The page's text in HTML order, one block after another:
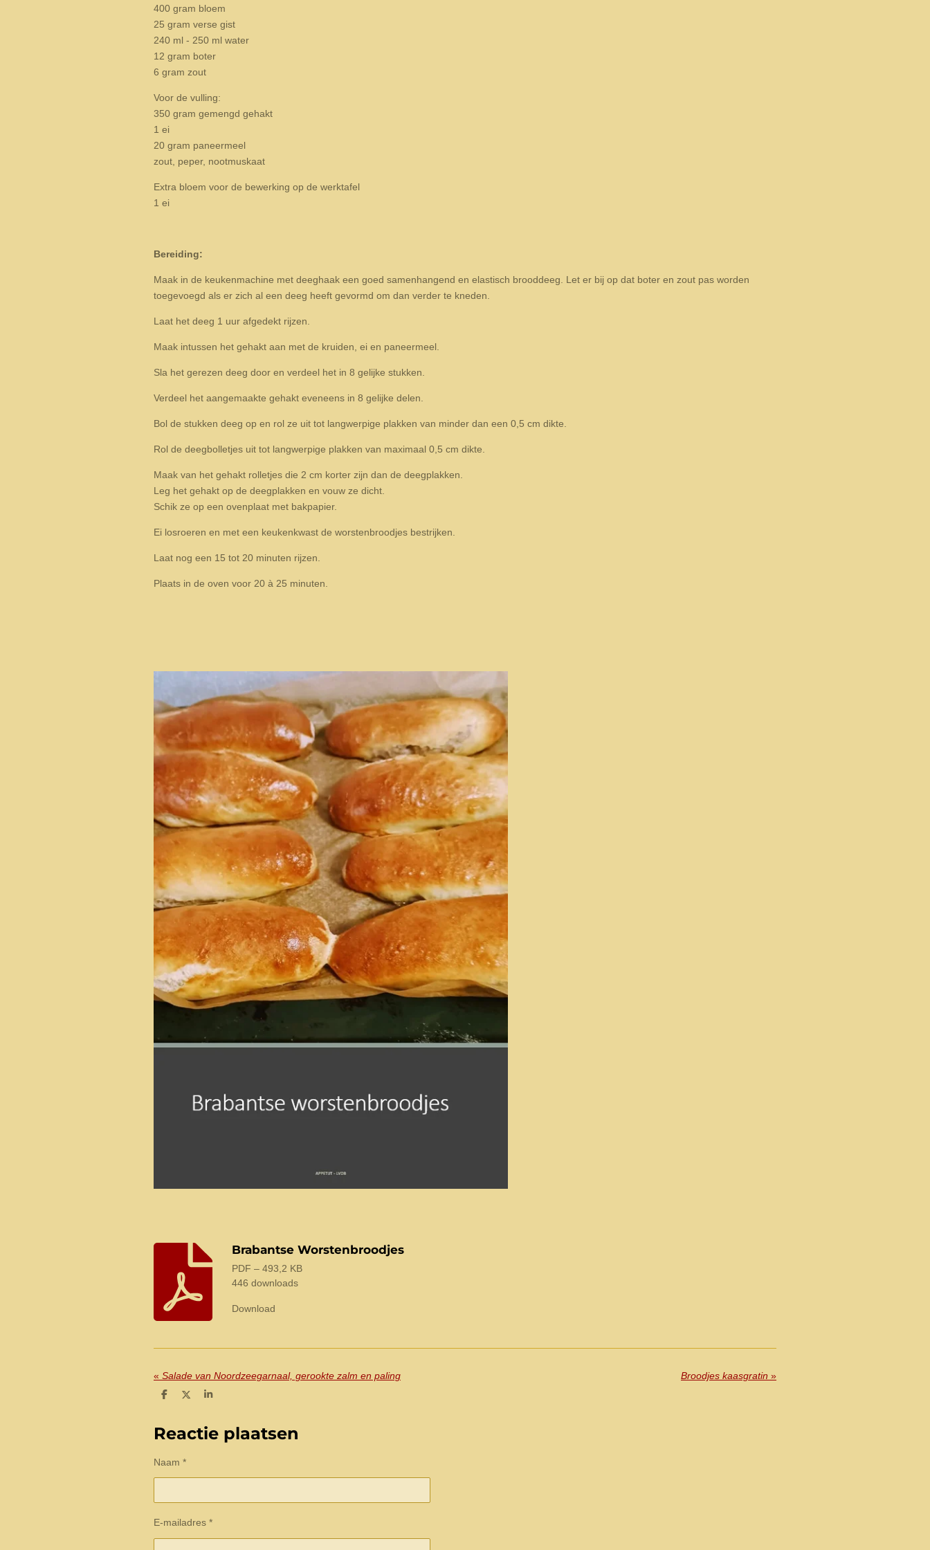
400 gram bloem
25 gram verse gist
240 ml - 250 ml water
12 gram boter
6 gram zout
Voor de vulling:
350 gram gemengd gehakt
1 ei
20 gram paneermeel
zout, peper, nootmuskaat
Extra bloem voor de bewerking op de werktafel
1 ei
Bereiding:
Maak in de keukenmachine met deeghaak een goed samenhangend en elastisch brooddeeg. Let er bij op dat boter en zout pas worden
toegevoegd als er zich al een deeg heeft gevormd om dan verder te kneden.
Laat het deeg 1 uur afgedekt rijzen.
Maak intussen het gehakt aan met de kruiden, ei en paneermeel.
Sla het gerezen deeg door en verdeel het in 8 gelijke stukken.
Verdeel het aangemaakte gehakt eveneens in 8 gelijke delen.
Bol de stukken deeg op en rol ze uit tot langwerpige plakken van minder dan een 0,5 cm dikte.
Rol de deegbolletjes uit tot langwerpige plakken van maximaal 0,5 cm dikte.
Maak van het gehakt rolletjes die 2 cm korter zijn dan de deegplakken.
Leg het gehakt op de deegplakken en vouw ze dicht.
Schik ze op een ovenplaat met bakpapier.
Ei losroeren en met een keukenkwast de worstenbroodjes bestrijken.
Laat nog een 15 tot 20 minuten rijzen.
Plaats in de oven voor 20 à 25 minuten.
Brabantse Worstenbroodjes
PDF – 493,2 KB
446 downloads
Download
« Salade van Noordzeegarnaal, gerookte zalm en paling Broodjes kaasgratin »
D
e
n
D
S
r
e
Reactie plaatsen
Naam *
E-mailadres *